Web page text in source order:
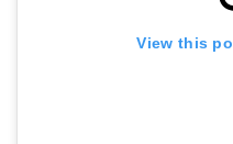
View this